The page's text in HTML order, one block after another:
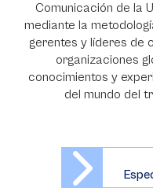
Comunicación de la
mediante la
gerentes y líderes de
organizaciones
conocimientos y
del mundo del